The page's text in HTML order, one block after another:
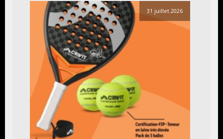
31 juillet 2026